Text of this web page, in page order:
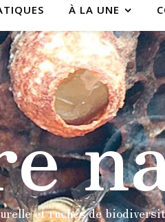
À LA UNE
et ruches de